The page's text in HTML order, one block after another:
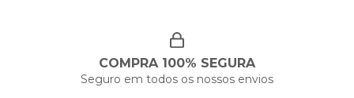
COMPRA 100% SEGURA
Seguro em todos os nossos envios